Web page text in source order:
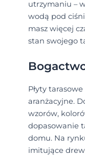
utrzymaniu –
wodą pod
masz więcej
stan swojego
Płyty
aranżacyjne.
wzorów,
dopasowanie
domu. Na
imitujące